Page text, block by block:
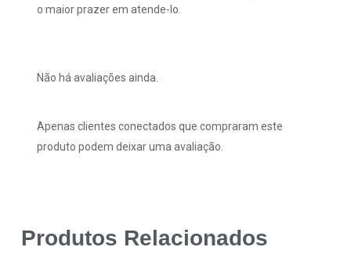
o maior prazer em atende-lo.
Não há avaliações ainda.
Apenas clientes conectados que compraram este
produto podem deixar uma avaliação.
Produtos Relacionados